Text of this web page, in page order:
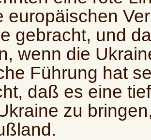
europäischen
gebracht, und
wenn die
Führung hat
daß es eine
zu